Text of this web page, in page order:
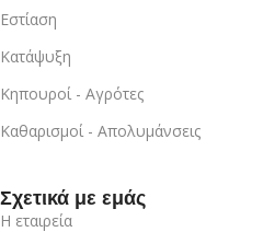
Εστίαση
Κατάψυξη
Κηπουροί - Αγρότες
Καθαρισμοί - Απολυμάνσεις
Σχετικά με εμάς
Η εταιρεία